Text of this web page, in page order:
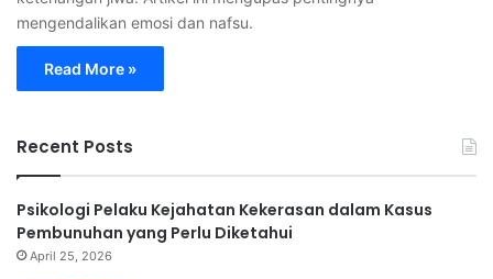
mengendalikan emosi dan nafsu.
Read More »
Recent Posts
Psikologi Pelaku Kejahatan Kekerasan dalam Kasus
Pembunuhan yang Perlu Diketahui
April 25, 2026